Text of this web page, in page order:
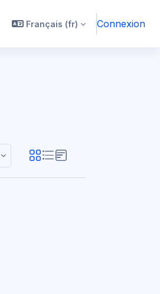
Français ‎(fr)‎ Connexion